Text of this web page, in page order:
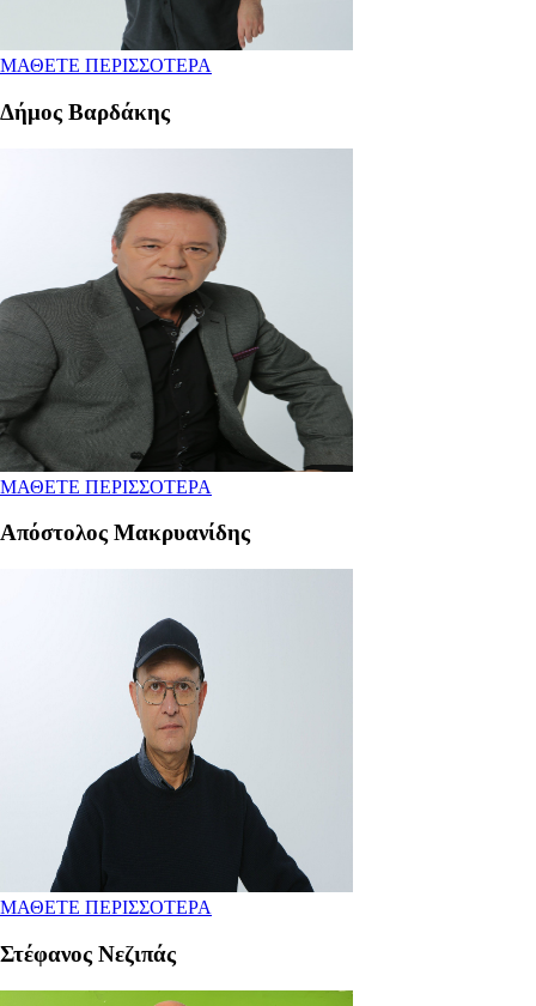
ΜΑΘΕΤΕ ΠΕΡΙΣΣΟΤΕΡΑ
Δήμος Βαρδάκης
ΜΑΘΕΤΕ ΠΕΡΙΣΣΟΤΕΡΑ
Aπόστολος Μακρυανίδης
ΜΑΘΕΤΕ ΠΕΡΙΣΣΟΤΕΡΑ
Στέφανος Νεζιπάς